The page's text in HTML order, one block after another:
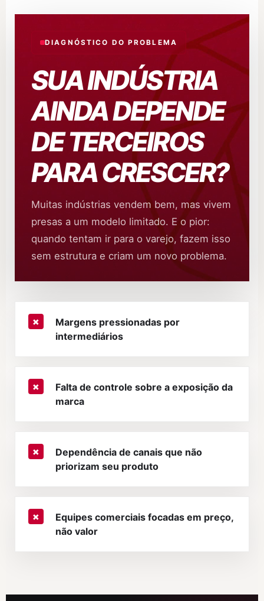
DIAGNÓSTICO DO PROBLEMA
SUA INDÚSTRIA
AINDA DEPENDE
DE TERCEIROS
PARA CRESCER?
Muitas indústrias vendem bem, mas vivem
presas a um modelo limitado. E o pior:
quando tentam ir para o varejo, fazem isso
sem estrutura e criam um novo problema.
Margens pressionadas por
intermediários
Falta de controle sobre a exposição da
marca
Dependência de canais que não
priorizam seu produto
Equipes comerciais focadas em preço,
não valor